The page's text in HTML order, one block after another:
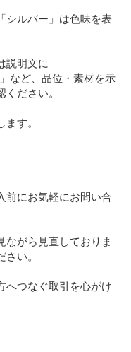
シルバー」は色味を表
説明文に
など、品位・素材を示
ださい。
す。
前にお気軽にお問い合
ながら見直しておりま
い。
へつなぐ取引を心がけ